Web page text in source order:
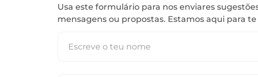
Usa este formulário para nos enviares
mensagens ou propostas. Estamos aqui para te